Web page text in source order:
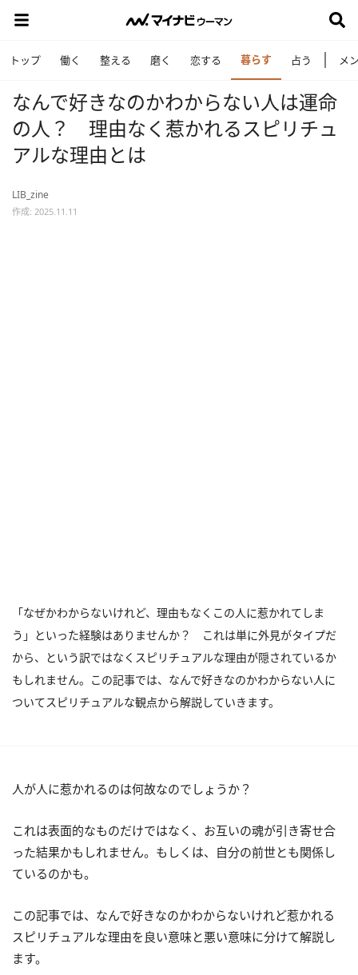
トップ 働く 整える 磨く 恋する 暮らす 占う メ
なんで好きなのかわからない人は運命
の人？ 理由なく惹かれるスピリチュ
アルな理由とは
LIB_zine
作成: 2025.11.11
「なぜかわからないけれど、理由もなくこの人に惹かれてしま
う」といった経験はありませんか？ これは単に外見がタイプだ
から、という訳ではなくスピリチュアルな理由が隠されているか
もしれません。この記事では、なんで好きなのかわからない人に
ついてスピリチュアルな観点から解説していきます。
人が人に惹かれるのは何故なのでしょうか？
これは表面的なものだけではなく、お互いの魂が引き寄せ合
った結果かもしれません。もしくは、自分の前世とも関係し
ているのかも。
この記事では、なんで好きなのかわからないけれど惹かれる
スピリチュアルな理由を良い意味と悪い意味に分けて解説し
ます。